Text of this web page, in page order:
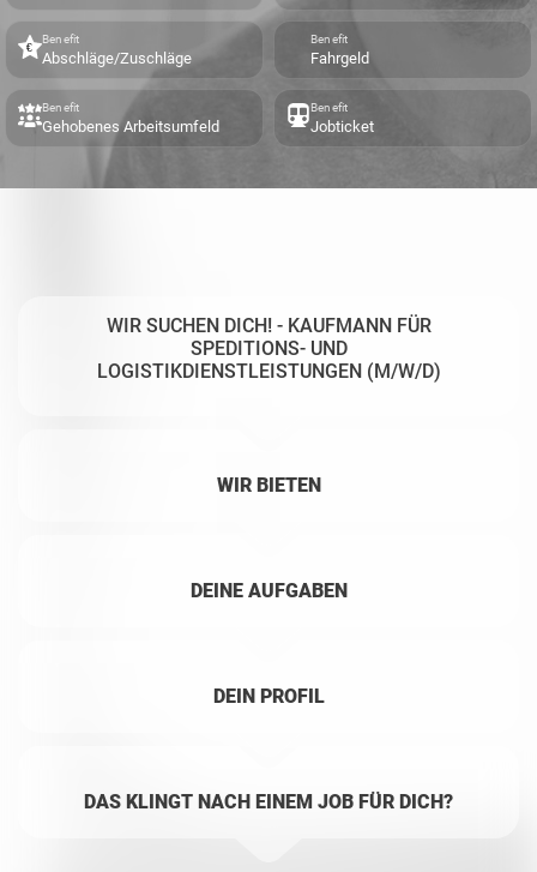
Benefit
Abschläge/Zuschläge
Benefit
Fahrgeld
Benefit
Gehobenes Arbeitsumfeld
Benefit
Jobticket
WIR SUCHEN DICH! - KAUFMANN FÜR
SPEDITIONS- UND
LOGISTIKDIENSTLEISTUNGEN (M/W/D)
WIR BIETEN
DEINE AUFGABEN
DEIN PROFIL
DAS KLINGT NACH EINEM JOB FÜR DICH?